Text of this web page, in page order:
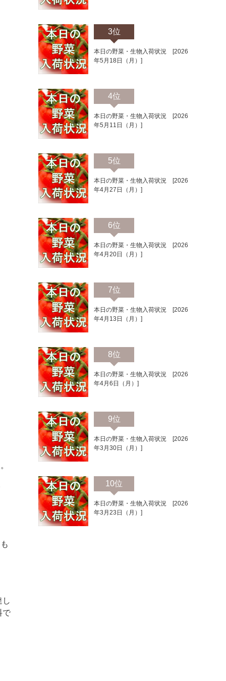
し
で
3位
本日の野菜・生物入荷状況 [2026
年5月18日（月）]
4位
本日の野菜・生物入荷状況 [2026
年5月11日（月）]
5位
本日の野菜・生物入荷状況 [2026
年4月27日（月）]
6位
本日の野菜・生物入荷状況 [2026
年4月20日（月）]
7位
本日の野菜・生物入荷状況 [2026
年4月13日（月）]
8位
本日の野菜・生物入荷状況 [2026
年4月6日（月）]
9位
本日の野菜・生物入荷状況 [2026
年3月30日（月）]
10位
本日の野菜・生物入荷状況 [2026
年3月23日（月）]